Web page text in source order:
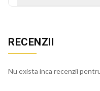
Aceasta perna
gust estetic rafinat.
canapea, pat sau fotoliu.
RECENZII
Nu exista inca recenzii